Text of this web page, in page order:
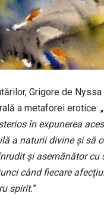
Grigore de
a metaforei erotice: „
în expunerea
a naturii divine și să
și asemănător
când fiecare
spirit.”